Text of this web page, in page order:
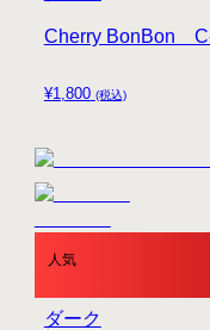
¥1,800 (税込)
Cherry BonBon
人気
ダーク